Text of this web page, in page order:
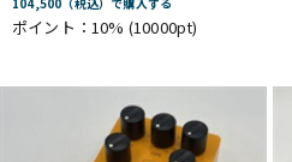
ポイント：10% (10000pt)